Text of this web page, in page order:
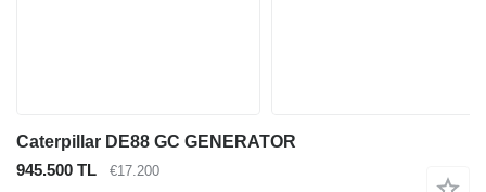
Caterpillar DE88 GC GENERATOR
945.500 TL
€17.200